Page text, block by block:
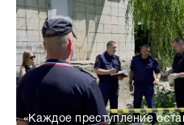
«Каждое преступление